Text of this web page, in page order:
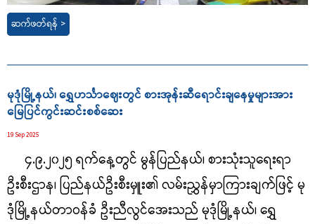
ဆက်ဖတ်ရန် >
မုဒုံမြို့နယ်၊ ရွှေဟင်္သာဈေးတွင် စားအုန်းဆီရောင်းချနေမှုများအား
မြေပြင်ကွင်းဆင်းစစ်ဆေး
19 Sep 2025
၄.၉.၂၀၂၅ ရက်နေ့တွင် မွန်ပြည်နယ်၊ စားသုံးသူရေးရာ
ဦးစီးဌာန၊ ပြည်နယ်ဦးစီးမှူး၏ လမ်းညွှန်မှာကြားချက်ဖြင့် မု
ဒုံမြို့နယ်တာဝန်ခံ ဦးညီလွင်အေးသည် မုဒုံမြို့နယ်၊ ရွှေ